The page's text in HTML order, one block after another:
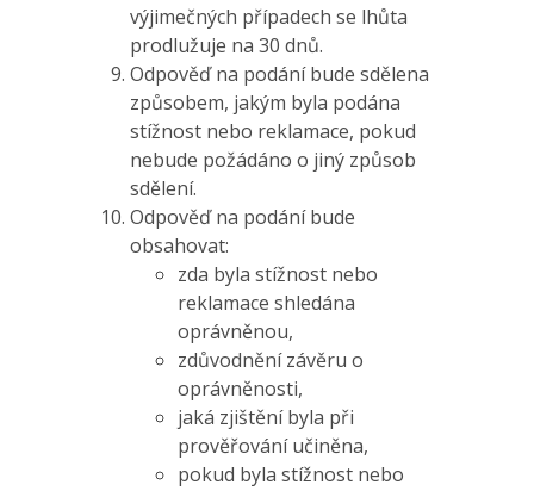
výjimečných případech se lhůta
prodlužuje na 30 dnů.
Odpověď na podání bude sdělena
způsobem, jakým byla podána
stížnost nebo reklamace, pokud
nebude požádáno o jiný způsob
sdělení.
Odpověď na podání bude
obsahovat:
zda byla stížnost nebo
reklamace shledána
oprávněnou,
zdůvodnění závěru o
oprávněnosti,
jaká zjištění byla při
prověřování učiněna,
pokud byla stížnost nebo